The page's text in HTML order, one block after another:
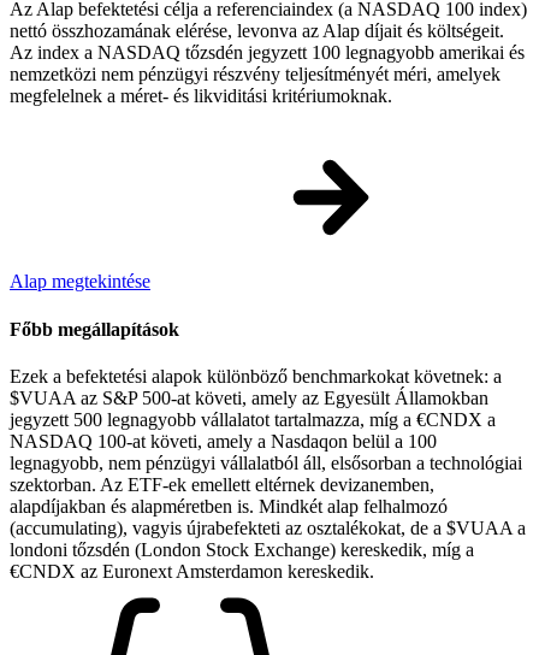
Az Alap befektetési célja a referenciaindex (a NASDAQ 100 index)
nettó összhozamának elérése, levonva az Alap díjait és költségeit.
Az index a NASDAQ tőzsdén jegyzett 100 legnagyobb amerikai és
nemzetközi nem pénzügyi részvény teljesítményét méri, amelyek
megfelelnek a méret- és likviditási kritériumoknak.
Alap megtekintése
Főbb megállapítások
Ezek a befektetési alapok különböző benchmarkokat követnek: a
$VUAA az S&P 500-at követi, amely az Egyesült Államokban
jegyzett 500 legnagyobb vállalatot tartalmazza, míg a €CNDX a
NASDAQ 100-at követi, amely a Nasdaqon belül a 100
legnagyobb, nem pénzügyi vállalatból áll, elsősorban a technológiai
szektorban. Az ETF-ek emellett eltérnek devizanemben,
alapdíjakban és alapméretben is. Mindkét alap felhalmozó
(accumulating), vagyis újrabefekteti az osztalékokat, de a $VUAA a
londoni tőzsdén (London Stock Exchange) kereskedik, míg a
€CNDX az Euronext Amsterdamon kereskedik.